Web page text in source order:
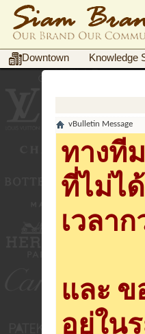
Downtown Knowledge
vBulletin Message
ทางที
ที่ไม่ไ
เวลาก
และ ข
อยู่ใน